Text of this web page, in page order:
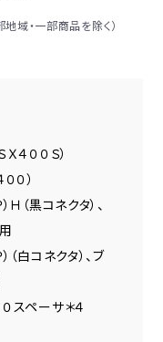
地域・一部商品を除く）
４００Ｓ）
０）
Ｈ（黒コネクタ）、
（白コネクタ）、ブ
０スペーサ＊４